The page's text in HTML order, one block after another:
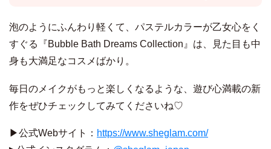
泡のようにふんわり軽くて、パステルカラーが乙女心をく
すぐる『Bubble Bath Dreams Collection』は、見た目も中
身も大満足なコスメばかり。
毎日のメイクがもっと楽しくなるような、遊び心満載の新
作をぜひチェックしてみてくださいね♡
▶︎公式Webサイト： https://www.sheglam.com/